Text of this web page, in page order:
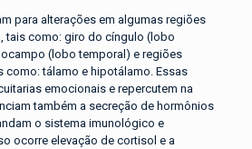
para alterações em algumas regiões
tais como: giro do cíngulo (lobo
(lobo temporal) e regiões
como: tálamo e hipotálamo. Essas
emocionais e repercutem na
também a secreção de hormônios
o sistema imunológico e
ocorre elevação de cortisol e a